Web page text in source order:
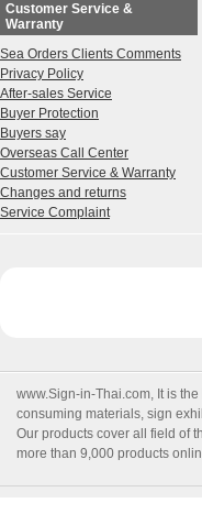
Customer Service &
Warranty
Sea Orders Clients Comments
Privacy Policy
After-sales Service
Buyer Protection
Buyers say
Overseas Call Center
Customer Service & Warranty
Changes and returns
Service Complaint
www.Sign-in-Thai.com, It is
consuming materials, sign
Our products cover all field of
more than 9,000 products